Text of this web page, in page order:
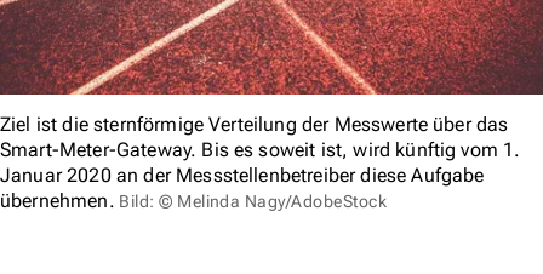
Ziel ist die sternförmige Verteilung der Messwerte über das
Smart-Meter-Gateway. Bis es soweit ist, wird künftig vom 1.
Januar 2020 an der Messstellenbetreiber diese Aufgabe
übernehmen. Bild: © Melinda Nagy/AdobeStock